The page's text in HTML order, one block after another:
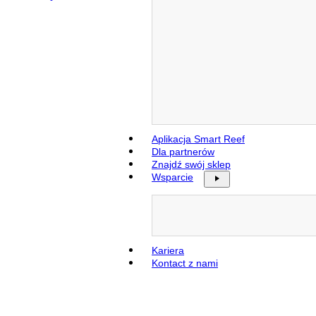
Aplikacja Smart Reef
Dla partnerów
Znajdź swój sklep
Wsparcie
Kariera
Kontact z nami